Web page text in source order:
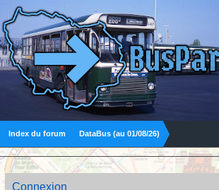
Index du forum DataBus (au 01/08/26)
Connexion